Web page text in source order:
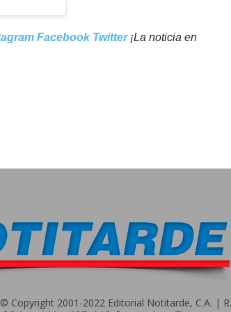
Facebook Twitter¡La noticia en
2001-2022 Editorial Notitarde, C.A. |